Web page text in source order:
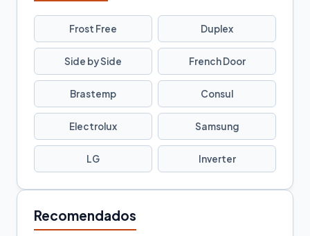
Frost Free Duplex
Side by Side French Door
Brastemp Consul
Electrolux Samsung
LG Inverter
Recomendados